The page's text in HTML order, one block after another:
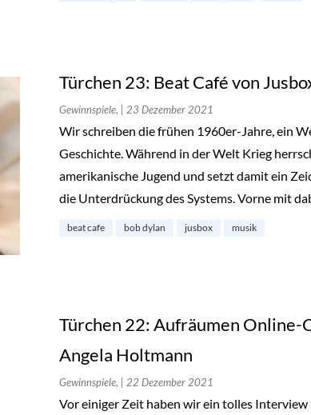
Türchen 23: Beat Café von
Gewinnspiele, | 23 Dezember 2021
Wir schreiben die frühen 1960er-Jahre, ein
Geschichte. Während in der Welt Krieg
amerikanische Jugend und setzt damit ein
die Unterdrückung des Systems. Vorne mit
beat cafe bob dylan jusbox musik
Türchen 22: Aufräumen Online-
Angela Holtmann
Gewinnspiele, | 22 Dezember 2021
Vor einiger Zeit haben wir ein tolles